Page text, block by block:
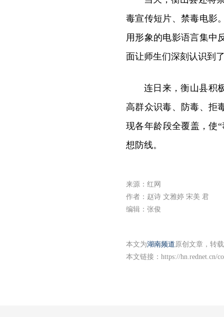
毒宣传短片、禁毒电影
用形象的电影语言集中
面让师生们深刻认识到
连日来，衡山县积
高群众识毒、防毒、拒
现各年龄段全覆盖，使
想防线。
来源：红网
作者：赵诗 文雅婷 宋美 君
编辑：张俊
本文为湖南频道原创文章，转
本文链接： https://hn.rednet.cn/